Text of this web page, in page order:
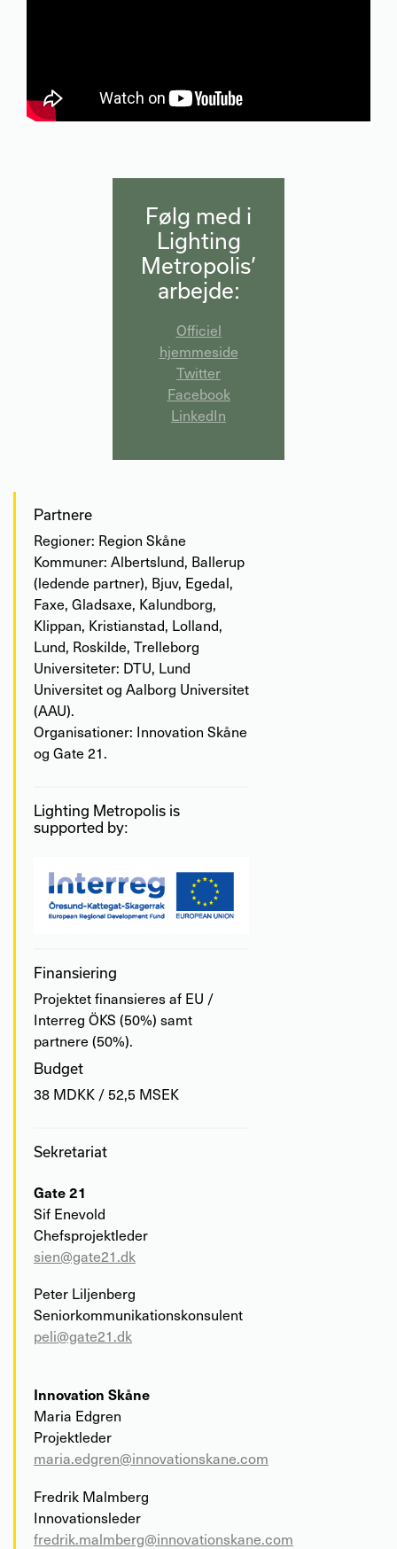
Følg med i
Lighting
Metropolis’
arbejde:
Officiel
hjemmeside
Twitter
Facebook
LinkedIn
Partnere
Regioner: Region Skåne
Kommuner: Albertslund, Ballerup
(ledende partner), Bjuv, Egedal,
Faxe, Gladsaxe, Kalundborg,
Klippan, Kristianstad, Lolland,
Lund, Roskilde, Trelleborg
Universiteter: DTU, Lund
Universitet og Aalborg Universitet
(AAU).
Organisationer: Innovation Skåne
og Gate 21.
Lighting Metropolis is
supported by:
Finansiering
Projektet finansieres af EU /
Interreg ÖKS (50%) samt
partnere (50%).
Budget
38 MDKK / 52,5 MSEK
Sekretariat
Gate 21
Sif Enevold
Chefsprojektleder
sien@gate21.dk
Peter Liljenberg
Seniorkommunikationskonsulent
peli@gate21.dk
Innovation Skåne
Maria Edgren
Projektleder
maria.edgren@innovationskane.com
Fredrik Malmberg
Innovationsleder
fredrik.malmberg@innovationskane.com